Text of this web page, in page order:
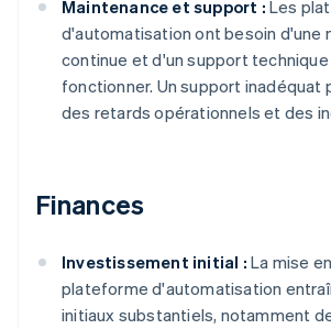
Maintenance et support : Les
d'automatisation ont besoin d'une
continue et d'un support
fonctionner. Un support inadéquat
des retards opérationnels et des
Finances
Investissement initial : La mise
plateforme d'automatisation
initiaux substantiels, notamment